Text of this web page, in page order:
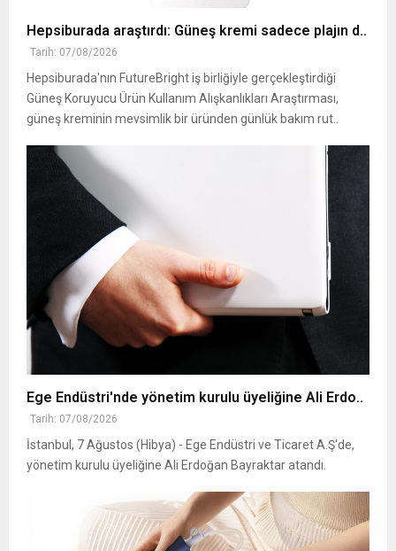
Hepsiburada araştırdı: Güneş kremi sadece plajın d..
Tarih: 07/08/2026
Hepsiburada'nın FutureBright iş birliğiyle gerçekleştirdiği
Güneş Koruyucu Ürün Kullanım Alışkanlıkları Araştırması,
güneş kreminin mevsimlik bir üründen günlük bakım rut..
Ege Endüstri'nde yönetim kurulu üyeliğine Ali Erdo..
Tarih: 07/08/2026
İstanbul, 7 Ağustos (Hibya) - Ege Endüstri ve Ticaret A.Ş'de,
yönetim kurulu üyeliğine Ali Erdoğan Bayraktar atandı.